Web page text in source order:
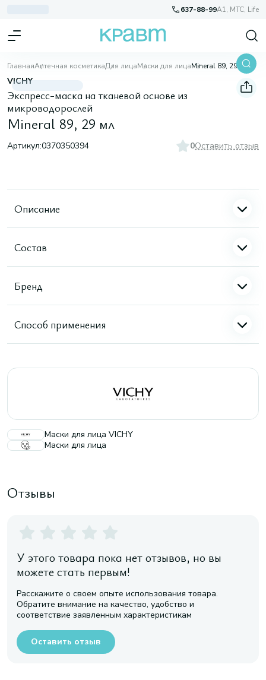
637-88-99A1, МТС, Life
ГлавнаяАптечная косметикаДля лицаМаски для лицаMineral 89, 29 мл
VICHY
Экспресс-маска на тканевой основе из
микроводорослей
Mineral 89, 29 мл
Артикул:0370350394 0Оставить отзыв
Описание
Состав
Бренд
Способ применения
Маски для лица VICHY
Маски для лица
Отзывы
У этого товара пока нет отзывов, но вы
можете стать первым!
Расскажите о своем опыте использования товара.
Обратите внимание на качество, удобство и
соответствие заявленным характеристикам
Оставить отзыв